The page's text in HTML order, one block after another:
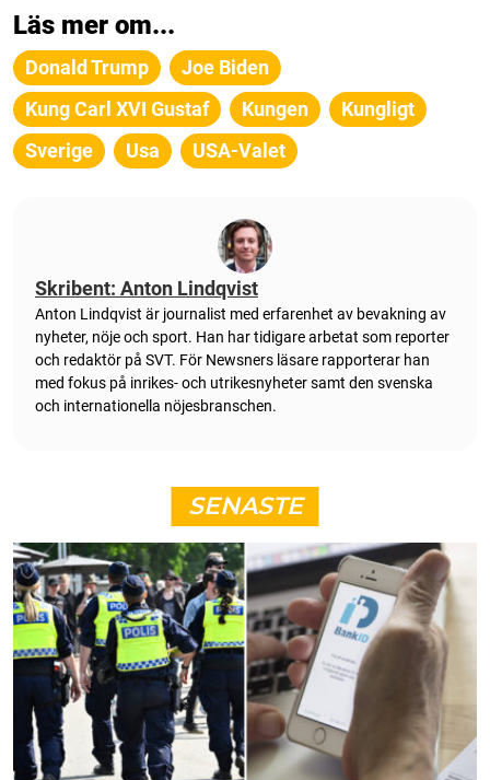
Läs mer om...
Donald Trump
Joe Biden
Kung Carl XVI Gustaf
Kungen
Kungligt
Sverige
Usa USA-Valet
Skribent: Anton Lindqvist
Anton Lindqvist är journalist med erfarenhet av bevakning av
nyheter, nöje och sport. Han har tidigare arbetat som reporter
och redaktör på SVT. För Newsners läsare rapporterar han
med fokus på inrikes- och utrikesnyheter samt den svenska
och internationella nöjesbranschen.
SENASTE